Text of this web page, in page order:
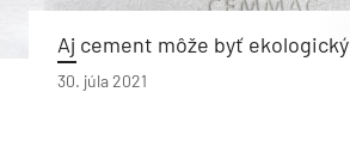
Aj cement môže byť ekologický
30. júla 2021